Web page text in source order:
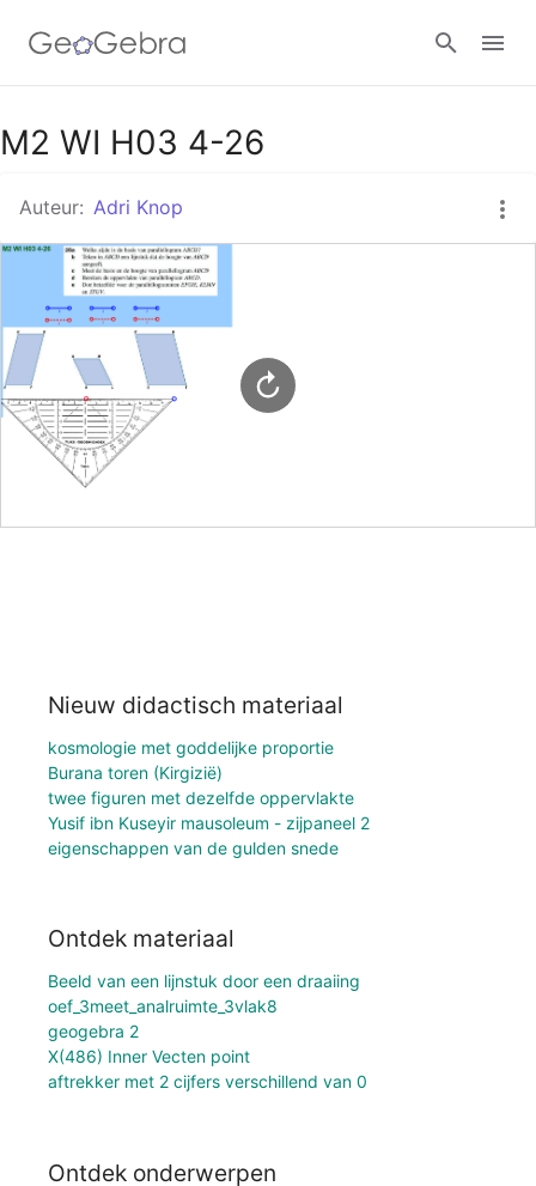
Google Classroom
GeoGebra Klaslokaal
M2 WI H03 4-26
Auteur: Adri Knop
Nieuw didactisch materiaal
kosmologie met goddelijke proportie
Burana toren (Kirgizië)
twee figuren met dezelfde oppervlakte
Yusif ibn Kuseyir mausoleum - zijpaneel 2
eigenschappen van de gulden snede
Ontdek materiaal
Beeld van een lijnstuk door een draaiing
oef_3meet_analruimte_3vlak8
geogebra 2
X(486) Inner Vecten point
aftrekker met 2 cijfers verschillend van 0
Ontdek onderwerpen